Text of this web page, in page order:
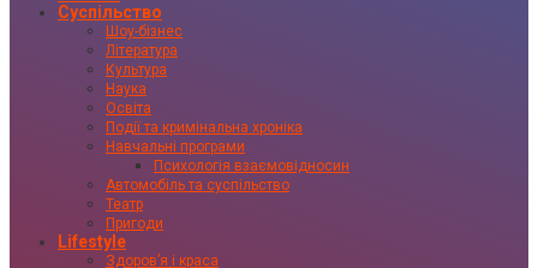
Суспільство
Шоу-бізнес
Література
Культура
Наука
Освіта
Події та кримінальна хроніка
Навчальні програми
Психологія взаємовідносин
Автомобіль та суспільство
Театр
Пригоди
Lifestyle
Здоровʼя і краса